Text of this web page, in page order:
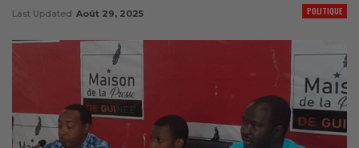
POLITIQUE
Last Updated Août 29, 2025